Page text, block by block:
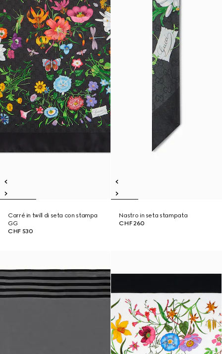
Carré in twill di seta con stampa
GG
CHF 530
Nastro in seta stampata
CHF 260